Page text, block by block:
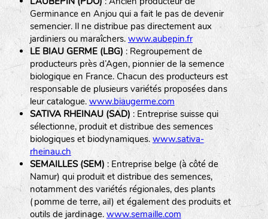
Germinance en Anjou qui a fait le pas de devenir
semencier. Il ne distribue pas directement aux
jardiniers ou maraîchers. www.aubepin.fr
LE BIAU GERME (LBG) : Regroupement de
producteurs près d’Agen, pionnier de la semence
biologique en France. Chacun des producteurs est
responsable de plusieurs variétés proposées dans
leur catalogue. www.biaugerme.com
SATIVA RHEINAU (SAD) : Entreprise suisse qui
sélectionne, produit et distribue des semences
biologiques et biodynamiques. www.sativa-
rheinau.ch
SEMAILLES (SEM) : Entreprise belge (à côté de
Namur) qui produit et distribue des semences,
notamment des variétés régionales, des plants
(pomme de terre, ail) et également des produits et
outils de jardinage. www.semaille.com